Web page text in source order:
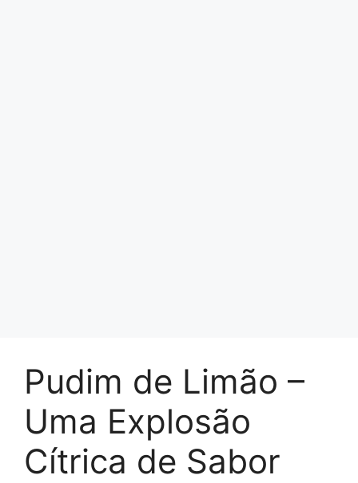
Pudim de Limão –
Uma Explosão
Cítrica de Sabor